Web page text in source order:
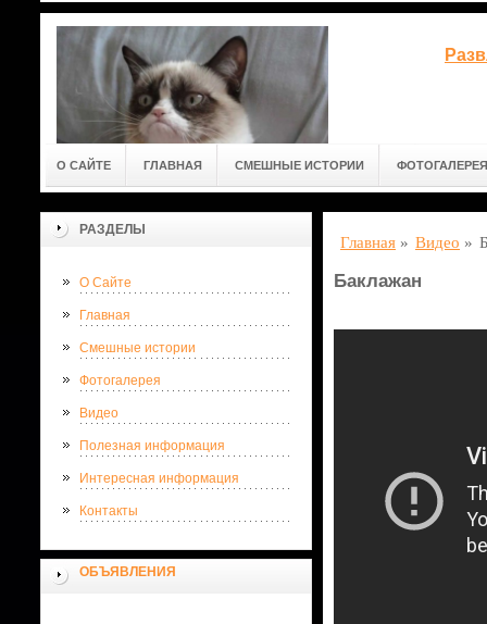
О САЙТЕ ГЛАВНАЯ СМЕШНЫЕ ИСТОРИИ ФОТОГАЛЕРЕЯ
РАЗДЕЛЫ
О Сайте
Главная
Смешные истории
Фотогалерея
Видео
Полезная информация
Интересная информация
Контакты
ОБЪЯВЛЕНИЯ
Главная » Видео »
Баклажан